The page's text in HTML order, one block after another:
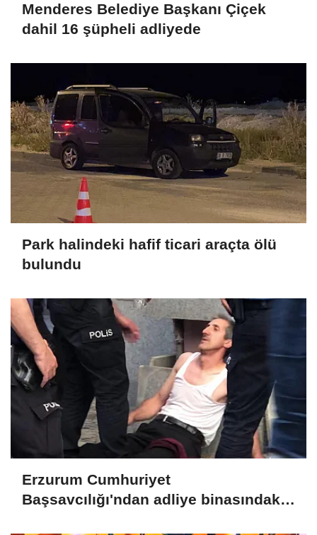
Menderes Belediye Başkanı Çiçek
dahil 16 şüpheli adliyede
Park halindeki hafif ticari araçta ölü
bulundu
Erzurum Cumhuriyet
Başsavcılığı'ndan adliye binasındaki